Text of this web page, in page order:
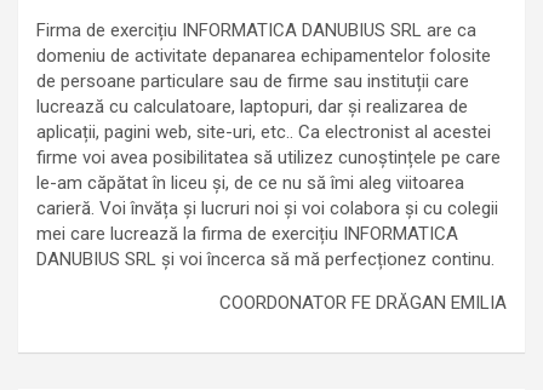
Firma de exercițiu INFORMATICA DANUBIUS SRL are ca
domeniu de activitate depanarea echipamentelor folosite
de persoane particulare sau de firme sau instituții care
lucrează cu calculatoare, laptopuri, dar și realizarea de
aplicații, pagini web, site-uri, etc.. Ca electronist al acestei
firme voi avea posibilitatea să utilizez cunoștințele pe care
le-am căpătat în liceu și, de ce nu să îmi aleg viitoarea
carieră. Voi învăța și lucruri noi și voi colabora și cu colegii
mei care lucrează la firma de exercițiu INFORMATICA
DANUBIUS SRL și voi încerca să mă perfecționez continu.
COORDONATOR FE DRĂGAN EMILIA